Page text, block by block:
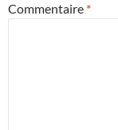
Commentaire *